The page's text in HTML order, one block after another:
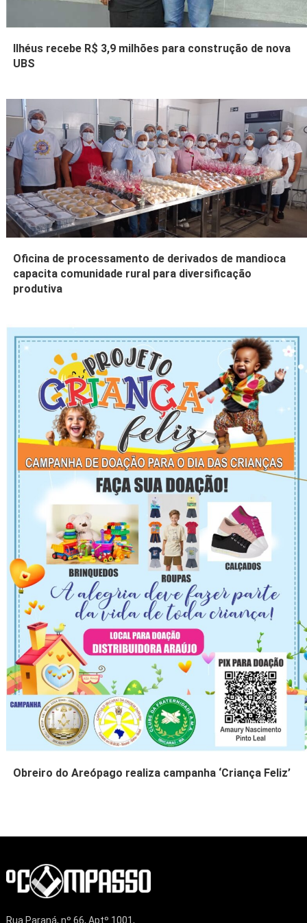
Ilhéus recebe R$ 3,9 milhões para construção de nova
UBS
Oficina de processamento de derivados de mandioca
capacita comunidade rural para diversificação
produtiva
Obreiro do Areópago realiza campanha ‘Criança Feliz’
Rua Paraná, nº 66, Aptº 1001,